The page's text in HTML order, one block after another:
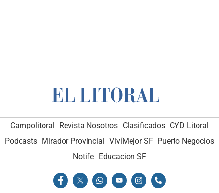
Campolitoral Revista Nosotros Clasificados CYD Litoral
Podcasts Mirador Provincial VivíMejor SF Puerto Negocios
Notife
Educacion SF